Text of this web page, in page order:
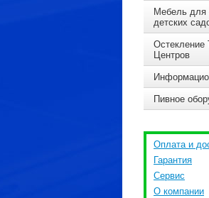
Мебель для
детских
Остекление
Центров
Пивное
Оплата и
Гарантия
Сервис
О компании